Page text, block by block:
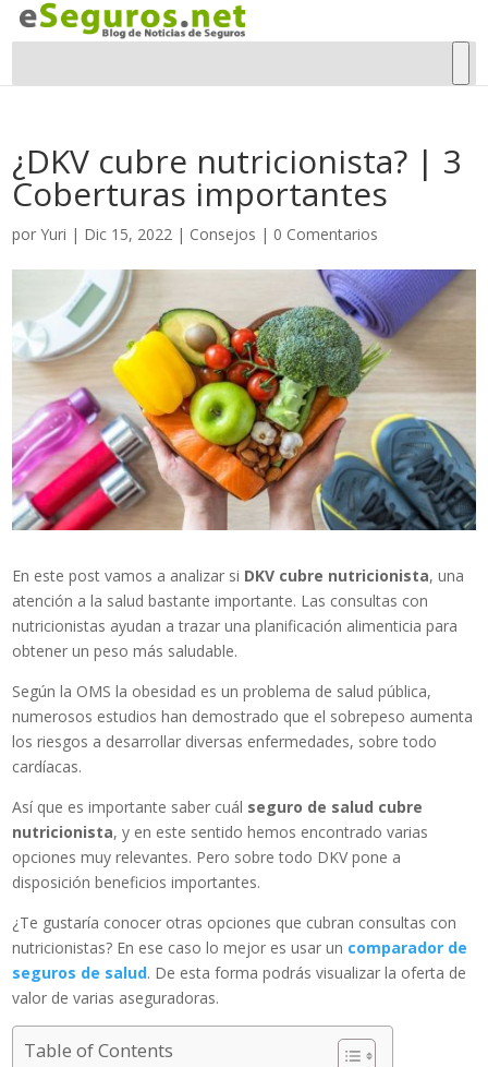
¿DKV cubre nutricionista? | 3
Coberturas importantes
porYuri | Dic 15, 2022 | Consejos | 0 Comentarios
En este post vamos a analizar si DKV cubre nutricionista, una
atención a la salud bastante importante. Las consultas con
nutricionistas ayudan a trazar una planificación alimenticia para
obtener un peso más saludable.
Según la OMS la obesidad es un problema de salud pública,
numerosos estudios han demostrado que el sobrepeso aumenta
los riesgos a desarrollar diversas enfermedades, sobre todo
cardíacas.
Así que es importante saber cuál seguro de salud cubre
nutricionista, y en este sentido hemos encontrado varias
opciones muy relevantes. Pero sobre todo DKV pone a
disposición beneficios importantes.
¿Te gustaría conocer otras opciones que cubran consultas con
nutricionistas? En ese caso lo mejor es usar un comparador de
seguros de salud. De esta forma podrás visualizar la oferta de
valor de varias aseguradoras.
Table of Contents